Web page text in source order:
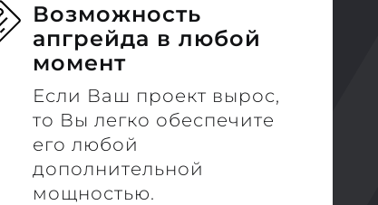
Возможность
апгрейда в любой
момент
Если Ваш проект вырос,
то Вы легко обеспечите
его любой
дополнительной
мощностью.